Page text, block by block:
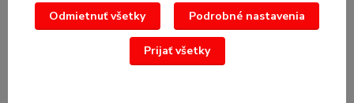
Odmietnuť všetky Podrobné nastavenia
Prijať všetky